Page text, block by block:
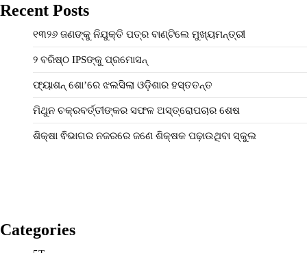
Recent Posts
୧୩୨୬ ଜଣଙ୍କୁ ନିଯୁକ୍ତି ପତ୍ର ବାଣ୍ଟିଲେ ମୁଖ୍ୟମନ୍ତ୍ରୀ
୨ ବରିଷ୍ଠ IPSଙ୍କୁ ପ୍ରମୋସନ୍
ଫ୍ୟାଶନ୍‌ ଶୋ’ରେ ଝଲସିଲା ଓଡ଼ିଶାର ହସ୍ତତନ୍ତ
ମିଥୁନ ଚକ୍ରବର୍ତ୍ତୀଙ୍କର ସଫଳ ଅସ୍ତ୍ରୋପଚାର ଶେଷ
ଶିକ୍ଷା ଵିଭାଗର ନଜରରେ ଜଣେ ଶିକ୍ଷକ ପଢ଼ାଉଥିବା ସ୍କୁଲ
Categories